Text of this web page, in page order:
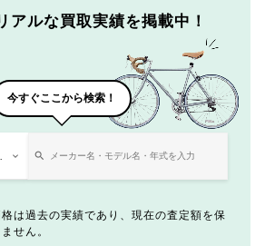
アルな買取実績を掲載中！
今すぐここから検索！
は過去の実績であり、現在の査定額を保
せん。